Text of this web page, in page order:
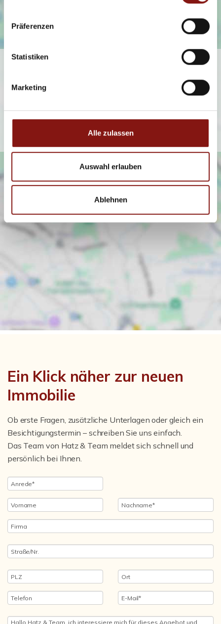
Präferenzen
Statistiken
Marketing
Alle zulassen
Auswahl erlauben
Ablehnen
Ich bin damit einverstanden, dass mir Karten von Google
Datenschutzbedingungen von Google
Ich bin einverstanden
Ein Klick näher zur neuen
Immobilie
Ob erste Fragen, zusätzliche Unterlagen oder gleich ein
Besichtigungstermin – schreiben Sie uns einfach.
Das Team von Hatz & Team meldet sich schnell und
persönlich bei Ihnen.